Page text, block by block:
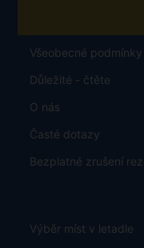
Všeobecné podmínky
Důležité - čtěte
O nás
Časté dotazy
Bezplatné zrušení
Výběr míst v letadle